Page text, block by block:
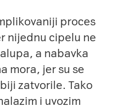
proces
nijednu cipelu ne
a nabavka
mora, jer su se
zatvorile. Tako
i uvozim